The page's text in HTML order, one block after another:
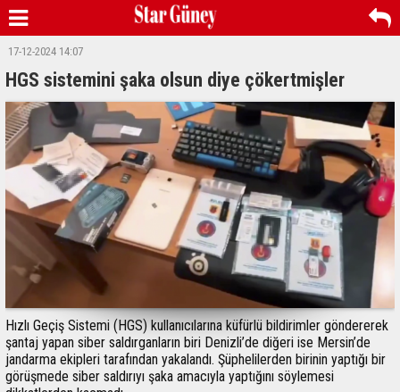
17-12-2024 14:07
HGS sistemini şaka olsun diye çökertmişler
Hızlı Geçiş Sistemi (HGS) kullanıcılarına küfürlü bildirimler göndererek
şantaj yapan siber saldırganların biri Denizli’de diğeri ise Mersin’de
jandarma ekipleri tarafından yakalandı. Şüphelilerden birinin yaptığı bir
görüşmede siber saldırıyı şaka amacıyla yaptığını söylemesi